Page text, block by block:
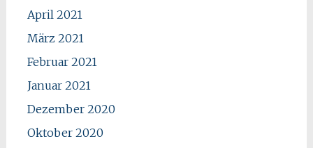
April 2021
März 2021
Februar 2021
Januar 2021
Dezember 2020
Oktober 2020